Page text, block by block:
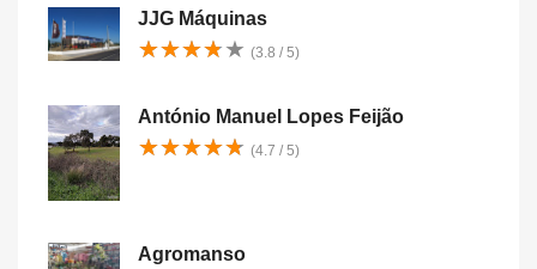
JJG Máquinas
★★★★★
★★★★★ (3.8 / 5)
António Manuel Lopes Feijão
★★★★★
★★★★★ (4.7 / 5)
Agromanso